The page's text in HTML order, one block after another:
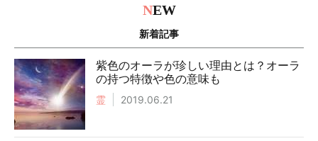
NEW
新着記事
紫色のオーラが珍しい理由とは？オーラ
の持つ特徴や色の意味も
霊 2019.06.21